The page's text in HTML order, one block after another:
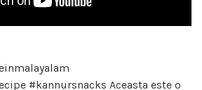
#kannursnacks Aceasta este o